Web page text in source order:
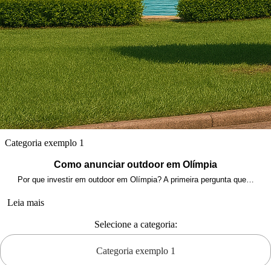
Categoria exemplo 1
Como anunciar outdoor em Olímpia
Por que investir em outdoor em Olímpia? A primeira pergunta que…
Leia mais
Selecione a categoria:
Categoria exemplo 1